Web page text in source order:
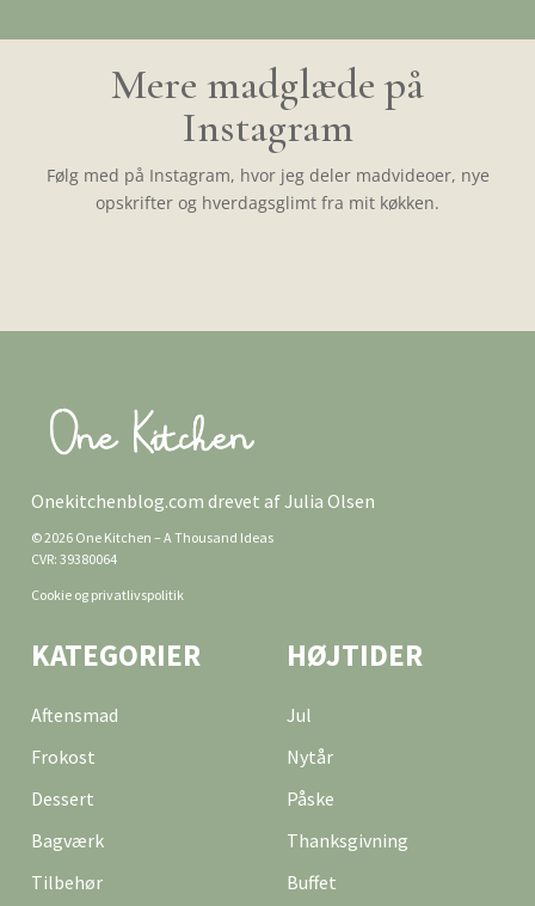
Mere madglæde på
Instagram
Følg med på Instagram, hvor jeg deler madvideoer, nye
opskrifter og hverdagsglimt fra mit køkken.
Onekitchenblog.com drevet af Julia Olsen
© 2026 One Kitchen – A Thousand Ideas
CVR: 39380064
Cookie og privatlivspolitik
KATEGORIER
Aftensmad
Frokost
Dessert
Bagværk
Tilbehør
HØJTIDER
Jul
Nytår
Påske
Thanksgivning
Buffet